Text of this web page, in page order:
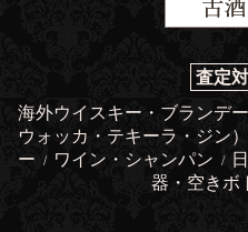
査定
海外ウイスキー・ブランデー
ウォッカ・テキーラ・ジン）
ー / ワイン・シャンパン /
器・空きボ